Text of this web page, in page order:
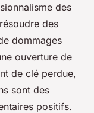
des
des
dommages
ouverture de
de clé perdue,
sont des
positifs.